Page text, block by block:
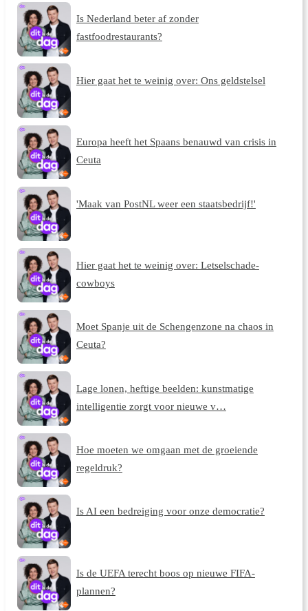
Is Nederland beter af zonder
fastfoodrestaurants?
Hier gaat het te weinig over: Ons geldstelsel
Europa heeft het Spaans benauwd van crisis in
Ceuta
'Maak van PostNL weer een staatsbedrijf!'
Hier gaat het te weinig over: Letselschade-
cowboys
Moet Spanje uit de Schengenzone na chaos in
Ceuta?
Lage lonen, heftige beelden: kunstmatige
intelligentie zorgt voor nieuwe v…
Hoe moeten we omgaan met de groeiende
regeldruk?
Is AI een bedreiging voor onze democratie?
Is de UEFA terecht boos op nieuwe FIFA-
plannen?